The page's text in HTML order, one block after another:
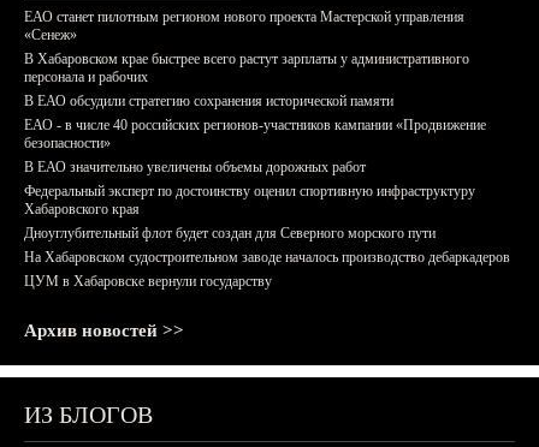
ЕАО станет пилотным регионом нового проекта Мастерской управления
«Сенеж»
В Хабаровском крае быстрее всего растут зарплаты у административного
персонала и рабочих
В ЕАО обсудили стратегию сохранения исторической памяти
ЕАО - в числе 40 российских регионов-участников кампании «Продвижение
безопасности»
В ЕАО значительно увеличены объемы дорожных работ
Федеральный эксперт по достоинству оценил спортивную инфраструктуру
Хабаровского края
Дноуглубительный флот будет создан для Северного морского пути
На Хабаровском судостроительном заводе началось производство дебаркадеров
ЦУМ в Хабаровске вернули государству
Архив новостей >>
ИЗ БЛОГОВ